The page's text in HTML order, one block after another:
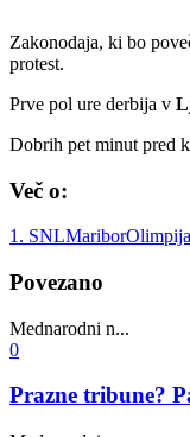
Zakonodaja, ki bo
protest.
Prve pol ure derbija v
Dobrih pet minut pred
Več o:
1. SNLMariborOlimpija
Povezano
Mednarodni n...
0
Prazne tribune?